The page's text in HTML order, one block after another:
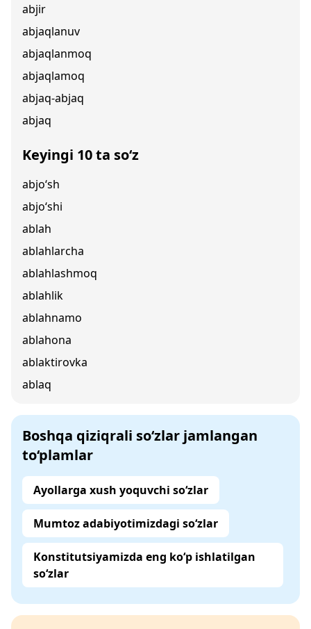
abjir
abjaqlanuv
abjaqlanmoq
abjaqlamoq
abjaq-abjaq
abjaq
Keyingi 10 ta so‘z
abjo‘sh
abjo‘shi
ablah
ablahlarcha
ablahlashmoq
ablahlik
ablahnamo
ablahona
ablaktirovka
ablaq
Boshqa qiziqrali so‘zlar jamlangan
to‘plamlar
Ayollarga xush yoquvchi so‘zlar
Mumtoz adabiyotimizdagi so‘zlar
Konstitutsiyamizda eng ko‘p ishlatilgan
so‘zlar